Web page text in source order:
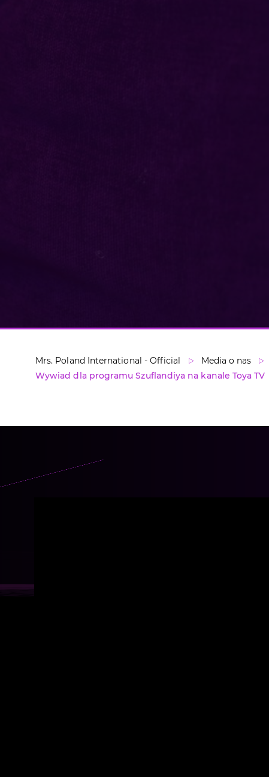
Mrs. Poland International - Official
Media o nas
Wywiad dla programu Szuflandiya na kanale Toya TV